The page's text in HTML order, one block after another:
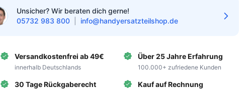
Unsicher? Wir beraten dich gerne!
05732 983 800
info@handyersatzteilshop.de
Versandkostenfrei ab 49€
innerhalb Deutschlands
Über 25 Jahre Erfahrung
100.000+ zufriedene Kunden
30 Tage Rückgaberecht Kauf auf Rechnung